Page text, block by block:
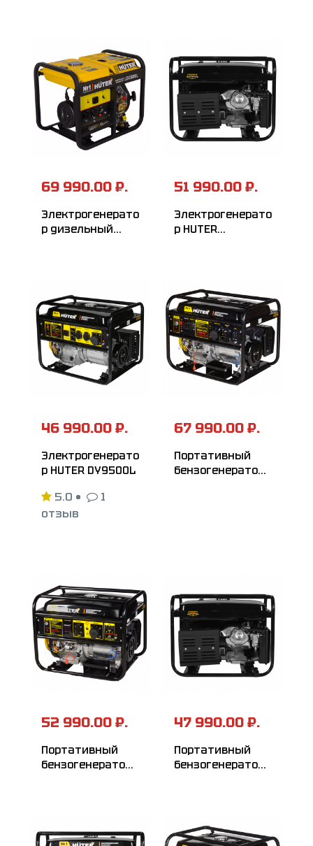
69 990.00 ₽.
Электрогенерато
р дизельный
51 990.00 ₽.
Электрогенерато
р HUTER
46 990.00 ₽.
Электрогенерато
р HUTER DY9500L
5.0 •
1
отзыв
67 990.00 ₽.
Портативный
бензогенератор
52 990.00 ₽.
Портативный
бензогенератор
47 990.00 ₽.
Портативный
бензогенератор